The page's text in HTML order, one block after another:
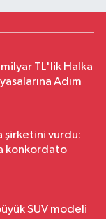
TL'lik Halka
Adım
şirketini vurdu:
konkordato
SUV modeli